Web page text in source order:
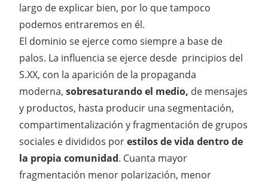
largo de explicar bien, por lo que tampoco
podemos entraremos en él.
El dominio se ejerce como siempre a base de
palos. La influencia se ejerce desde principios del
S.XX, con la aparición de la propaganda
moderna, sobresaturando el medio, de mensajes
y productos, hasta producir una segmentación,
compartimentalización y fragmentación de grupos
sociales e divididos porestilos de vida dentro de
la propia comunidad. Cuanta mayor
fragmentación menor polarización, menor